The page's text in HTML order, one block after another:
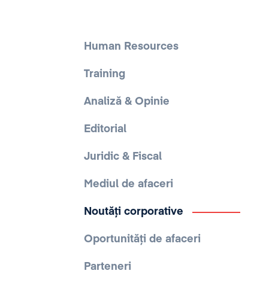
Human Resources
Training
Analiză & Opinie
Editorial
Juridic & Fiscal
Mediul de afaceri
Noutăți corporative
Oportunități de afaceri
Parteneri